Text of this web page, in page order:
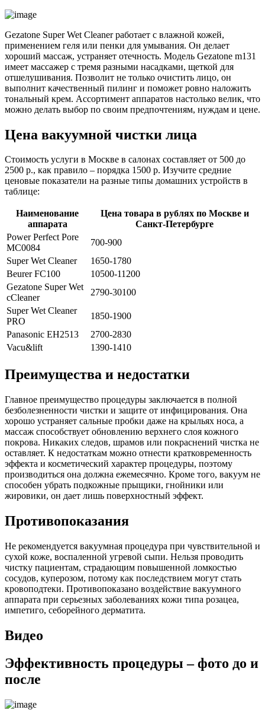
Gezatone Super Wet Cleaner работает с влажной кожей,
применением геля или пенки для умывания. Он делает
хороший массаж, устраняет отечность. Модель Gezatone m131
имеет массажер с тремя разными насадками, щеткой для
отшелушивания. Позволит не только очистить лицо, он
выполнит качественный пилинг и поможет ровно наложить
тональный крем. Ассортимент аппаратов настолько велик, что
можно делать выбор по своим предпочтениям, нуждам и цене.
Цена вакуумной чистки лица
Стоимость услуги в Москве в салонах составляет от 500 до
2500 р., как правило – порядка 1500 р. Изучите средние
ценовые показатели на разные типы домашних устройств в
таблице:
Наименование
аппарата
Цена товара в рублях по Москве и
Санкт-Петербурге
Power Perfect Pore
MC0084
700-900
Super Wet Cleaner
1650-1780
Beurer FC100
10500-11200
Gezatone Super Wet
cCleaner
2790-30100
Super Wet Cleaner
PRO
1850-1900
Panasonic EH2513
2700-2830
Vacu&lift
1390-1410
Преимущества и недостатки
Главное преимущество процедуры заключается в полной
безболезненности чистки и защите от инфицирования. Она
хорошо устраняет сальные пробки даже на крыльях носа, а
массаж способствует обновлению верхнего слоя кожного
покрова. Никаких следов, шрамов или покраснений чистка не
оставляет. К недостаткам можно отнести кратковременность
эффекта и косметический характер процедуры, поэтому
производиться она должна ежемесячно. Кроме того, вакуум не
способен убрать подкожные прыщики, гнойники или
жировики, он дает лишь поверхностный эффект.
Противопоказания
Не рекомендуется вакуумная процедура при чувствительной и
сухой коже, воспаленной угревой сыпи. Нельзя проводить
чистку пациентам, страдающим повышенной ломкостью
сосудов, куперозом, потому как последствием могут стать
кровоподтеки. Противопоказано воздействие вакуумного
аппарата при серьезных заболеваниях кожи типа розацеа,
импетиго, себорейного дерматита.
Видео
Эффективность процедуры – фото до и
после